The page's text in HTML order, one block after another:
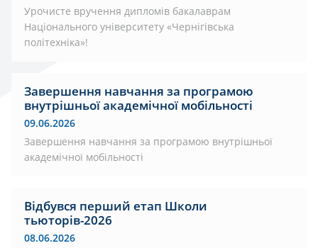
Урочисте вручення дипломів бакалаврам
Національного університету «Чернігівська
політехніка»!
Завершення навчання за програмою
внутрішньої академічної мобільності
09.06.2026
Завершення навчання за програмою внутрішньої
академічної мобільності
Відбувся перший етап Школи
тьюторів-2026
08.06.2026